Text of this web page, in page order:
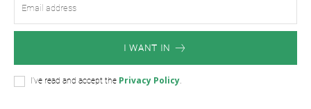
I WANT IN
I've read and accept the Privacy Policy.